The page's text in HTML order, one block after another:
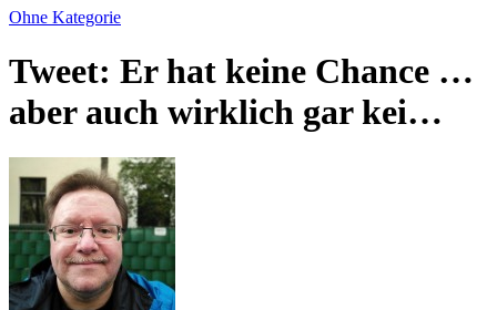
Ohne Kategorie
Tweet: Er hat keine Chance …
aber auch wirklich gar kei…